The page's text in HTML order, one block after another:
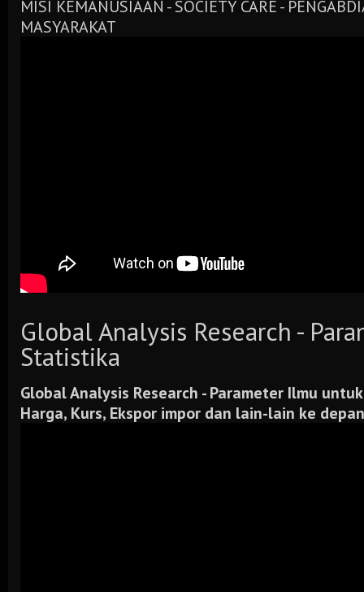
MISI KEMANUSIAAN - SOCIETY CARE -
MASYARAKAT
Global Analysis Research -
Statistika
Global Analysis Research - Parameter Ilmu
Harga, Kurs, Ekspor impor dan lain-lain ke depan